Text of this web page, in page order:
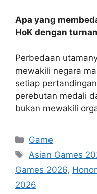
Apa yang
HoK dengan
Perbedaan
mewakili negara
setiap
perebutan medali
bukan mewakili
Kategori
Game
Tag
Asian Games
Games 2026,
2026